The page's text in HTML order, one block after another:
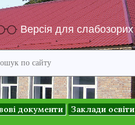
Версія для слабозорих
документи
Заклади освіти